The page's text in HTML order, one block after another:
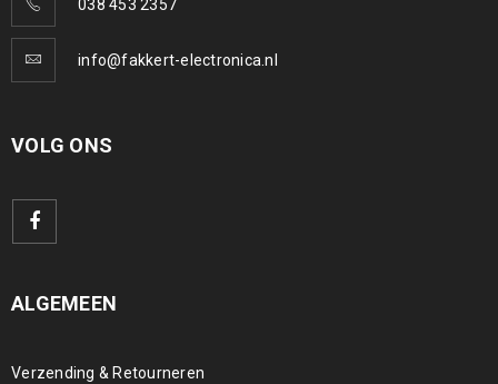
038 453 2357
info@fakkert-electronica.nl
VOLG ONS
ALGEMEEN
Verzending & Retourneren